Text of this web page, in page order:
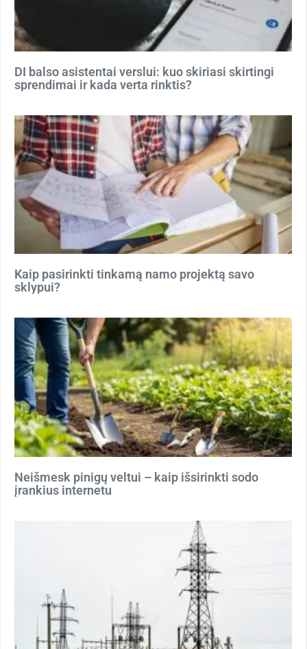
DI balso asistentai verslui: kuo skiriasi skirtingi
sprendimai ir kada verta rinktis?
Kaip pasirinkti tinkamą namo projektą savo
sklypui?
Neišmesk pinigų veltui – kaip išsirinkti sodo
įrankius internetu